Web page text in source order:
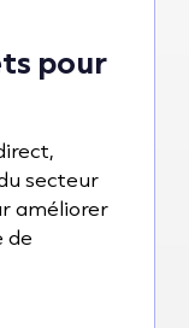
pour
secteur
améliorer
de